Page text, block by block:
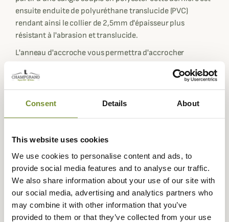
Consent Details About
This website uses cookies
We use cookies to personalise content and ads, to
provide social media features and to analyse our traffic.
We also share information about your use of our site with
our social media, advertising and analytics partners who
may combine it with other information that you’ve
provided to them or that they’ve collected from your use
ensuite enduite de polyuréthane translucide (PVC)
rendant ainsi le collier de 2,5mm d'épaisseur plus
résistant à l'abrasion et translucide.
L'anneau d'accroche vous permettra d'accrocher
s'adaptera facilement à votre chien en raison de ses 22
trous de réglage.
Questions (FAQs)
Questions (FAQs)
Poser une question